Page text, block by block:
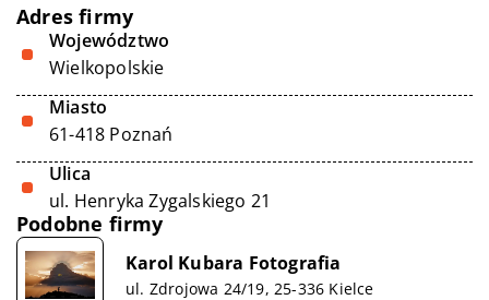
Adres firmy
Województwo
Wielkopolskie
Miasto
61-418 Poznań
Ulica
ul. Henryka Zygalskiego 21
Podobne firmy
Karol Kubara Fotografia
ul. Zdrojowa 24/19, 25-336 Kielce